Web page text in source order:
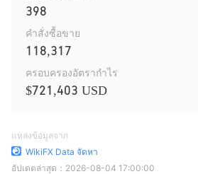
398
คำสั่งซื้อขาย
118,317
ครอบครองอัตรากำไร
$721,403 USD
แหล่งข้อมูลจาก
WikiFX Data จัดหา
อัปเดตล่าสุด： 2026-08-04 17:00:00